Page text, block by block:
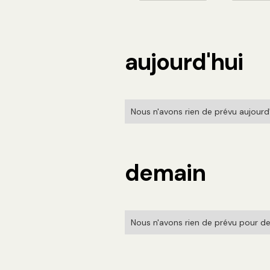
aujourd'hui
Nous n'avons rien de prévu
demain
Nous n'avons rien de prévu pour